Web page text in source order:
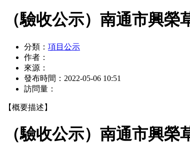
（驗收公示）南通市興
分類： 項目公示
作者：
來源：
發布時間： 2022-05-06 10:51
訪問量：
【概要描述】
（驗收公示）南通市興